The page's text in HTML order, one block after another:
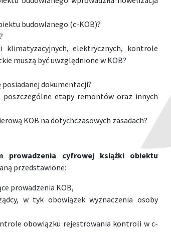
budowlanego (c-KOB)?
elektrycznych, kontrole
muszą być uwzględnione w KOB?
dokumentacji?
etapy remontów oraz innych
KOB na dotychczasowych zasadach?
prowadzenia cyfrowej książki obiektu
przedstawione:
prowadzenia KOB,
w tyk obowiązek wyznaczenia osoby
obowiązku rejestrowania kontroli w c-